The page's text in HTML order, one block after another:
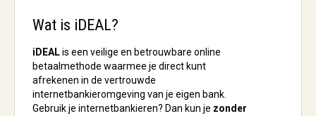
Wat is iDEAL?
iDEALis een veilige en betrouwbare online
betaalmethode waarmee je direct kunt
afrekenen in de vertrouwde
internetbankieromgeving van je eigen bank.
Gebruik je internetbankieren? Dan kun je zonder